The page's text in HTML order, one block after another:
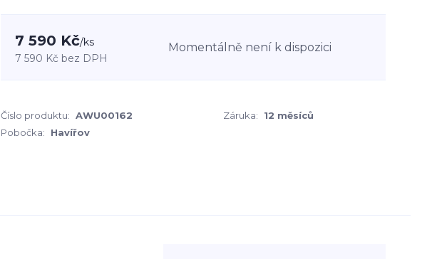
7 590 Kč/ks
7 590 Kč bez DPH
Momentálně není k dispozici
Číslo produktu: AWU00162 Záruka:
12 měsíců
Pobočka:
Havířov